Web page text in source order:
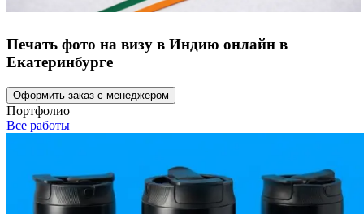
Печать фото на визу в Индию онлайн в
Екатеринбурге
Оформить заказ с менеджером
Портфолио
Все работы